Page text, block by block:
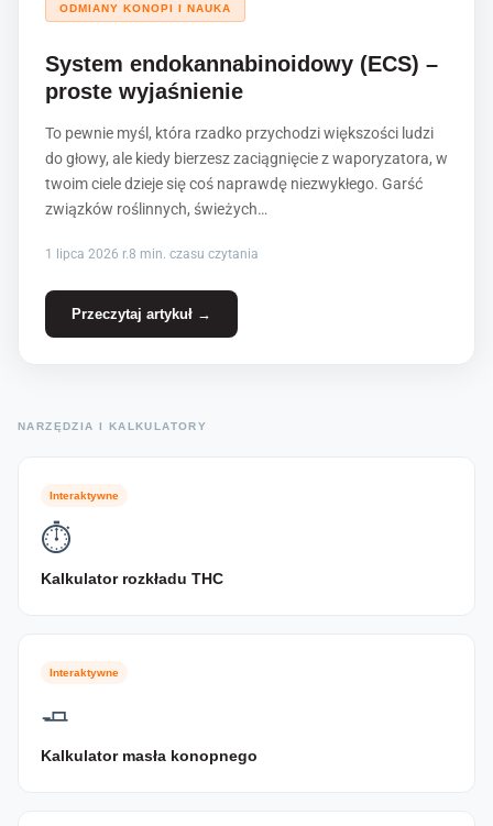
ODMIANY KONOPI I NAUKA
System endokannabinoidowy (ECS) –
proste wyjaśnienie
To pewnie myśl, która rzadko przychodzi większości ludzi
do głowy, ale kiedy bierzesz zaciągnięcie z waporyzatora, w
twoim ciele dzieje się coś naprawdę niezwykłego. Garść
związków roślinnych, świeżych…
1 lipca 2026 r.8 min. czasu czytania
Przeczytaj artykuł →
NARZĘDZIA I KALKULATORY
Interaktywne
⏱
Kalkulator rozkładu THC
Interaktywne
🧈
Kalkulator masła konopnego